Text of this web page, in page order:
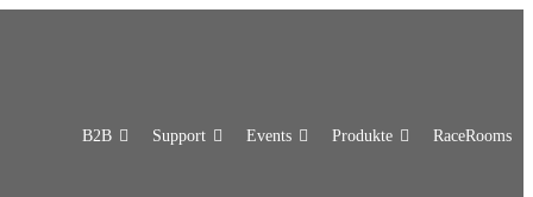
RaceRooms
Produkte
Events
Support
B2B